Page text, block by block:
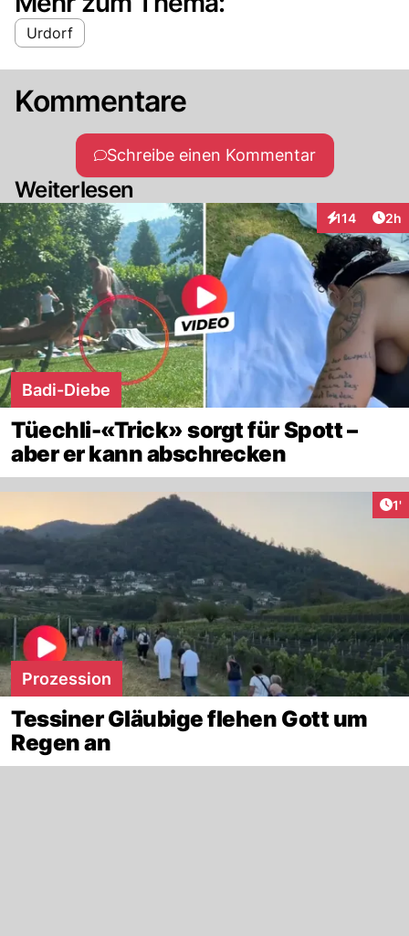
Urdorf
Kommentare
Schreibe einen Kommentar
Weiterlesen
114
Interaktionen
2h
Badi-Diebe
Tüechli-«Trick» sorgt für Spott –
aber er kann abschrecken
1'
Prozession
Tessiner Gläubige flehen Gott um
Regen an